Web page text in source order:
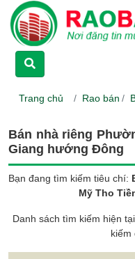
Trang chủ Rao bán
Bán nhà riêng
Giang hướng Đông
Bạn đang tìm kiếm tiêu chí:
Mỹ Tho
Danh sách tìm kiếm hiện
kiếm
TRANG CHỦ
CHO THUÊ
DỰ ÁN
LIÊN HỆ